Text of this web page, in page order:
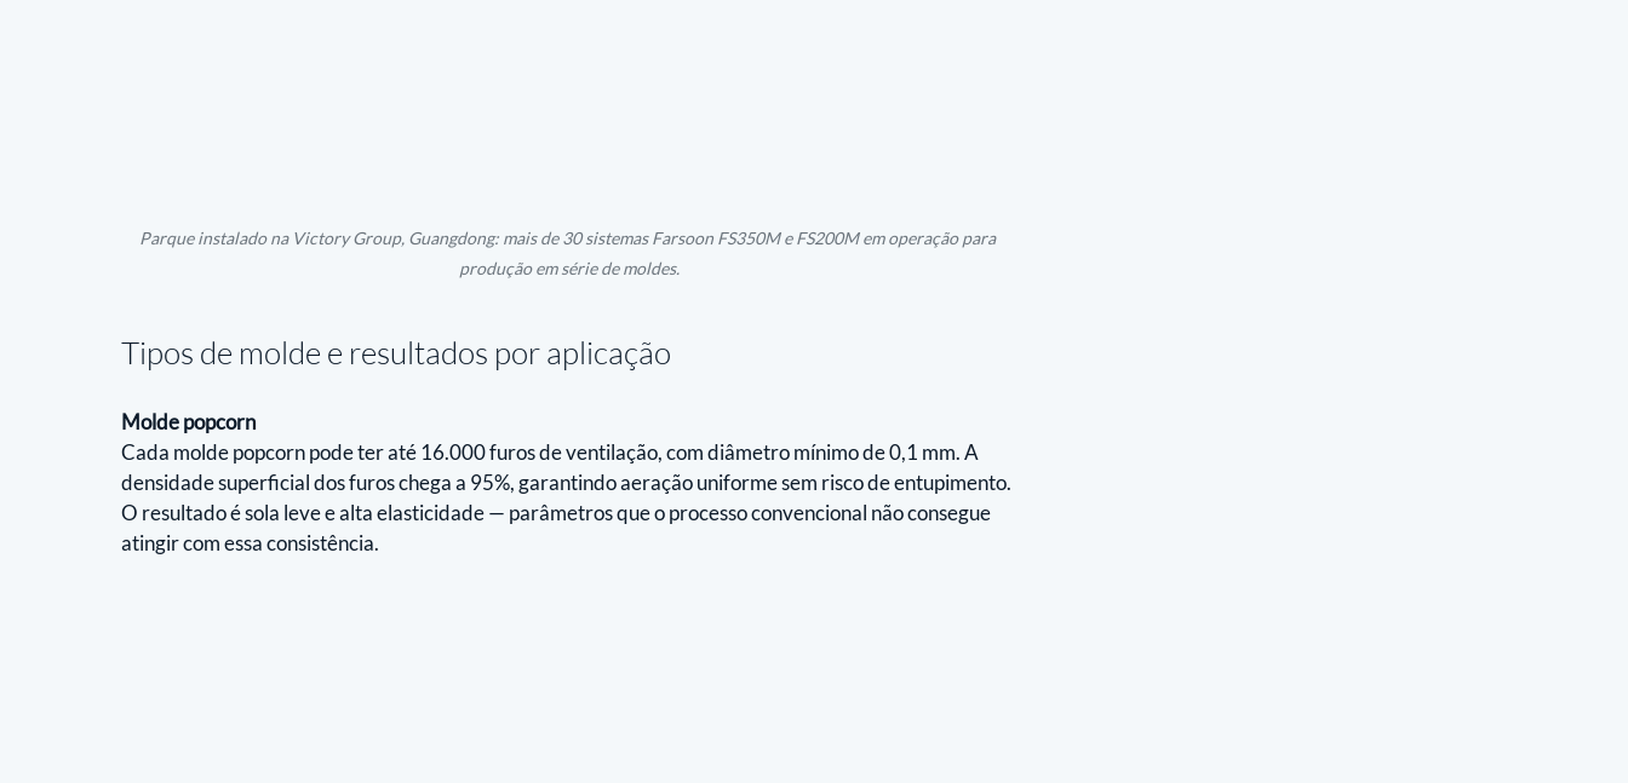
Parque instalado na Victory Group, Guangdong: mais de 30 sistemas Farsoon FS350M e FS200M em operação para
produção em série de moldes.
Tipos de molde e resultados por aplicação
Molde popcorn
Cada molde popcorn pode ter até 16.000 furos de ventilação, com diâmetro mínimo de 0,1 mm. A
densidade superficial dos furos chega a 95%, garantindo aeração uniforme sem risco de entupimento.
O resultado é sola leve e alta elasticidade — parâmetros que o processo convencional não consegue
atingir com essa consistência.